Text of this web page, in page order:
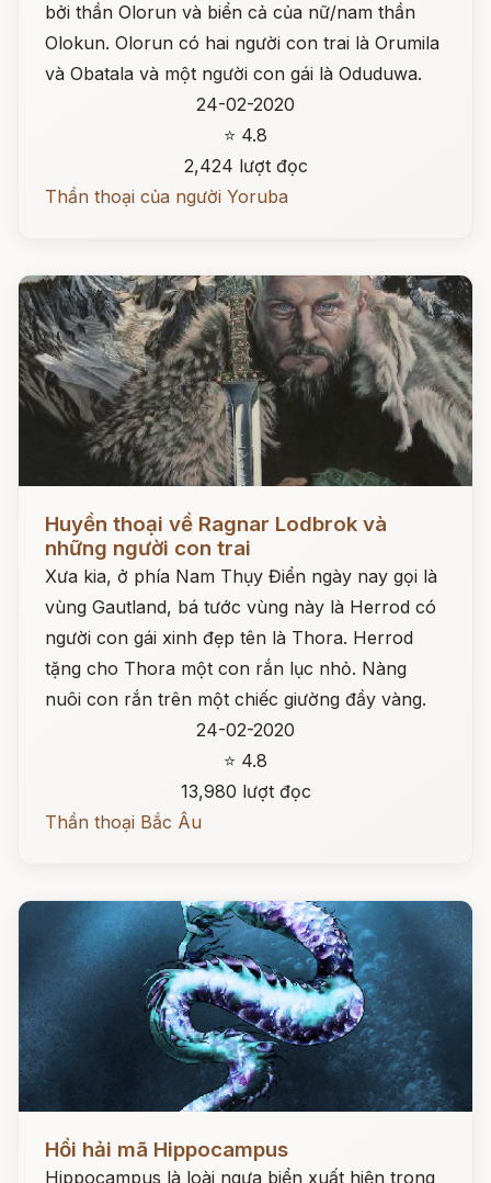
bởi thần Olorun và biển cả của nữ/nam thần
Olokun. Olorun có hai người con trai là Orumila
và Obatala và một người con gái là Oduduwa.
24-02-2020
⭐ 4.8
2,424 lượt đọc
Thần thoại của người Yoruba
Đọc ngay
Huyền thoại về Ragnar Lodbrok và
những người con trai
Xưa kia, ở phía Nam Thụy Điển ngày nay gọi là
vùng Gautland, bá tước vùng này là Herrod có
người con gái xinh đẹp tên là Thora. Herrod
tặng cho Thora một con rắn lục nhỏ. Nàng
nuôi con rắn trên một chiếc giường đầy vàng.
24-02-2020
⭐ 4.8
13,980 lượt đọc
Thần thoại Bắc Âu
Đọc ngay
Hồi hải mã Hippocampus
Hippocampus là loài ngựa biển xuất hiện trong